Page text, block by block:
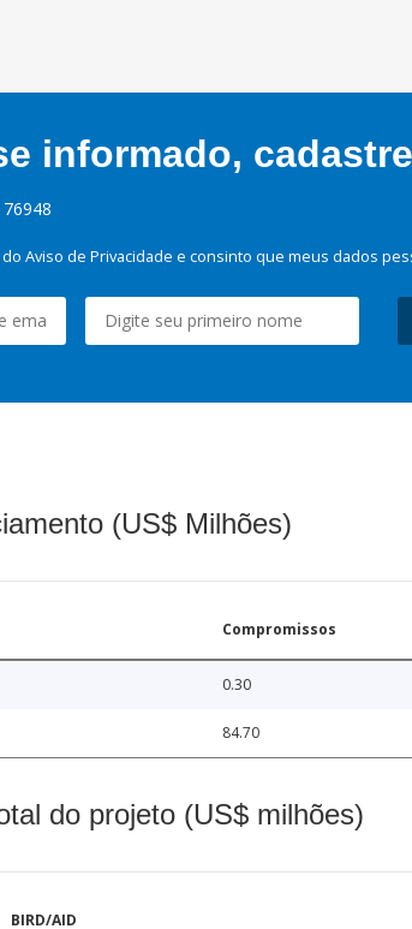
informado,
Aviso de Privacidade e consinto que meus dados
(US$ Milhões)
Compromissos
0.30
84.70
do projeto (US$ milhões)
BIRD/AID